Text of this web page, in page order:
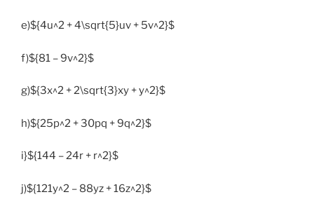
e)${4u^2 + 4\sqrt{5}uv + 5v^2}$
f)${81 – 9v^2}$
g)${3x^2 + 2\sqrt{3}xy + y^2}$
h)${25p^2 + 30pq + 9q^2}$
i}${144 – 24r + r^2}$
j)${121y^2 – 88yz + 16z^2}$